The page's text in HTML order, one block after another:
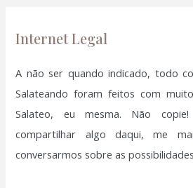
r
Internet Legal
A não ser quando indicado, todo
Salateando foram feitos com
Salateo, eu mesma. Não
compartilhar algo daqui, me
conversarmos sobre as